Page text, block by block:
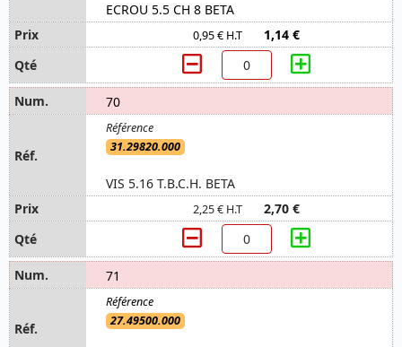
ECROU 5.5 CH 8 BETA
0,95 € H.T 1,14 €
70
31.29820.000
VIS 5.16 T.B.C.H. BETA
2,25 € H.T 2,70 €
71
27.49500.000